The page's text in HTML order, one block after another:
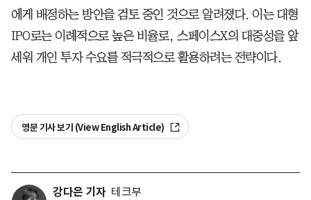
에게 배정하는 방안을 검토 중인 것으로 알려졌다. 이는 대형
IPO로는 이례적으로 높은 비율로, 스페이스X의 대중성을 앞
세워 개인 투자 수요를 적극적으로 활용하려는 전략이다.
영문 기사 보기 (View English Article)
강다은 기자 테크부